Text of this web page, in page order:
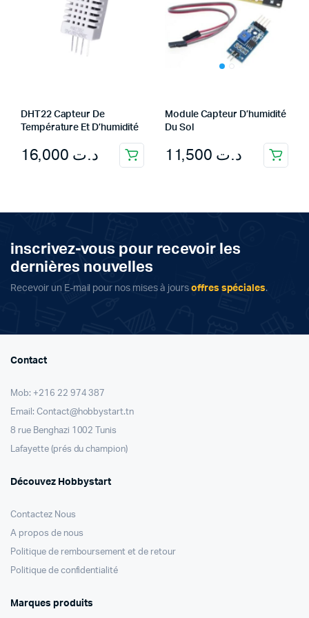
DHT22 Capteur De
Température Et D’humidité
د.ت
Module Capteur D’humidité
Du Sol
د.ت
inscrivez-vous pour recevoir les
dernières nouvelles
Recevoir un E-mail pour nos mises à jours offres spéciales.
Contact
Mob: +216 22 974 387
Email: Contact@hobbystart.tn
8 rue Benghazi 1002 Tunis
Lafayette (prés du champion)
Découvez Hobbystart
Contactez Nous
A propos de nous
Politique de remboursement et de retour
Politique de confidentialité
Marques produits